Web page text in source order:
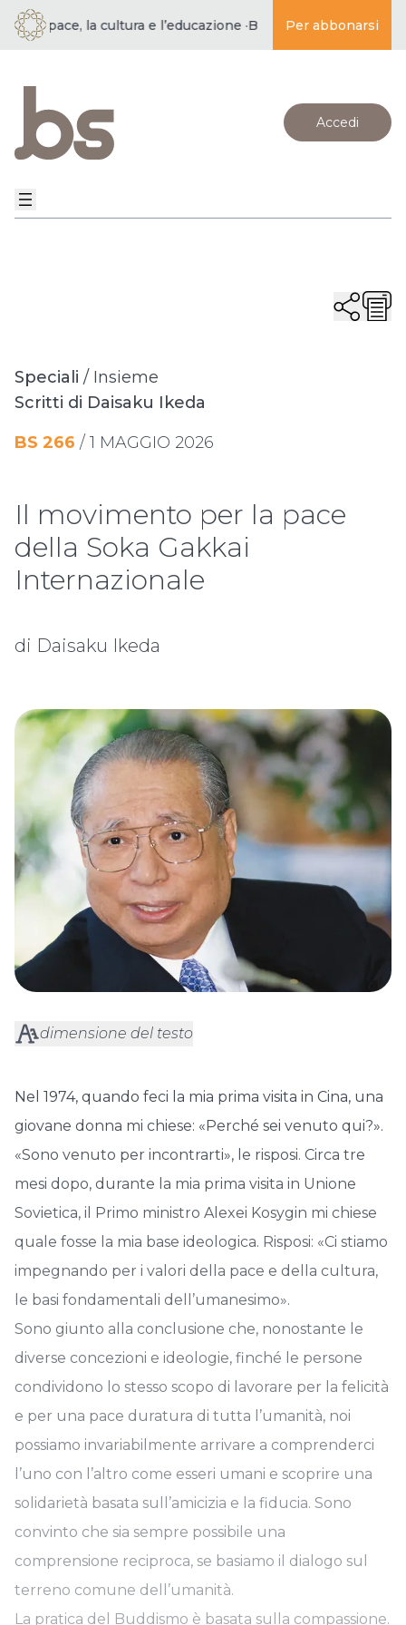
la pace, la cultura e l’educazione ·BUDDISMO E SOCIETÀ
Per abbonarsi
Accedi
Speciali / Insieme
Scritti di Daisaku Ikeda
BS 266 / 1 MAGGIO 2026
Il movimento per la pace
della Soka Gakkai
Internazionale
di Daisaku Ikeda
dimensione del testo
Nel 1974, quando feci la mia prima visita in Cina, una
giovane donna mi chiese: «Perché sei venuto qui?».
«Sono venuto per incontrarti», le risposi. Circa tre
mesi dopo, durante la mia prima visita in Unione
Sovietica, il Primo ministro Alexei Kosygin mi chiese
quale fosse la mia base ideologica. Risposi: «Ci stiamo
impegnando per i valori della pace e della cultura,
le basi fondamentali dell’umanesimo».
Sono giunto alla conclusione che, nonostante le
diverse concezioni e ideologie, finché le persone
condividono lo stesso scopo di lavorare per la felicità
e per una pace duratura di tutta l’umanità, noi
possiamo invariabilmente arrivare a comprenderci
l’uno con l’altro come esseri umani e scoprire una
solidarietà basata sull’amicizia e la fiducia. Sono
convinto che sia sempre possibile una
comprensione reciproca, se basiamo il dialogo sul
terreno comune dell’umanità.
La pratica del Buddismo è basata sulla compassione.